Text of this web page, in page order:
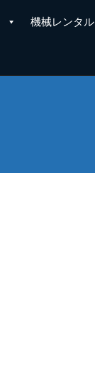
機械レンタル